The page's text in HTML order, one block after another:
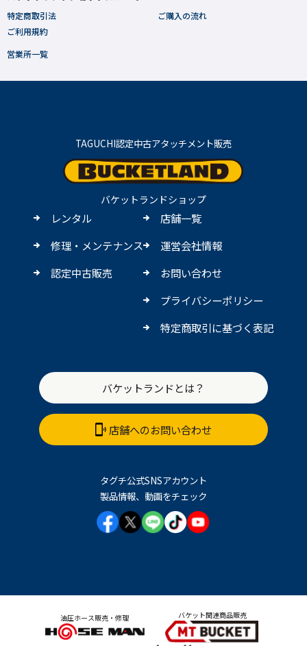
特定商取引法
ご利用規約
ご購入の流れ
営業所一覧
TAGUCHI認定中古アタッチメント販売
バケットランドショップ
レンタル
修理・メンテナンス
認定中古販売
店舗一覧
運営会社情報
お問い合わせ
プライバシーポリシー
特定商取引に基づく表記
バケットランドとは？
店舗へのお問い合わせ
タグチ公式SNSアカウント
製品情報、動画をチェック
油圧ホース販売・修理 バケット関連商品販売